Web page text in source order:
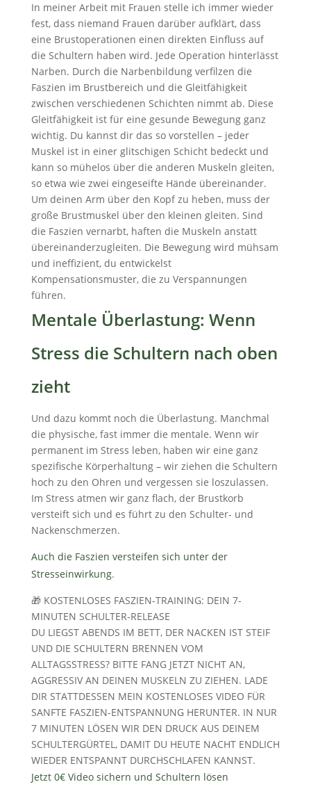
In meiner Arbeit mit Frauen stelle ich immer wieder
fest, dass niemand Frauen darüber aufklärt, dass
eine Brustoperationen einen direkten Einfluss auf
die Schultern haben wird. Jede Operation hinterlässt
Narben. Durch die Narbenbildung verfilzen die
Faszien im Brustbereich und die Gleitfähigkeit
zwischen verschiedenen Schichten nimmt ab. Diese
Gleitfähigkeit ist für eine gesunde Bewegung ganz
wichtig. Du kannst dir das so vorstellen – jeder
Muskel ist in einer glitschigen Schicht bedeckt und
kann so mühelos über die anderen Muskeln gleiten,
so etwa wie zwei eingeseifte Hände übereinander.
Um deinen Arm über den Kopf zu heben, muss der
große Brustmuskel über den kleinen gleiten. Sind
die Faszien vernarbt, haften die Muskeln anstatt
übereinanderzugleiten. Die Bewegung wird mühsam
und ineffizient, du entwickelst
Kompensationsmuster, die zu Verspannungen
führen.
Mentale Überlastung: Wenn
Stress die Schultern nach oben
zieht
Und dazu kommt noch die Überlastung. Manchmal
die physische, fast immer die mentale. Wenn wir
permanent im Stress leben, haben wir eine ganz
spezifische Körperhaltung – wir ziehen die Schultern
hoch zu den Ohren und vergessen sie loszulassen.
Im Stress atmen wir ganz flach, der Brustkorb
versteift sich und es führt zu den Schulter- und
Nackenschmerzen.
Auch die Faszien versteifen sich unter der
Stresseinwirkung.
🎁 KOSTENLOSES FASZIEN-TRAINING: DEIN 7-
MINUTEN SCHULTER-RELEASE
DU LIEGST ABENDS IM BETT, DER NACKEN IST STEIF
UND DIE SCHULTERN BRENNEN VOM
ALLTAGSSTRESS? BITTE FANG JETZT NICHT AN,
AGGRESSIV AN DEINEN MUSKELN ZU ZIEHEN. LADE
DIR STATTDESSEN MEIN KOSTENLOSES VIDEO FÜR
SANFTE FASZIEN-ENTSPANNUNG HERUNTER. IN NUR
7 MINUTEN LÖSEN WIR DEN DRUCK AUS DEINEM
SCHULTERGÜRTEL, DAMIT DU HEUTE NACHT ENDLICH
WIEDER ENTSPANNT DURCHSCHLAFEN KANNST.
Jetzt 0€ Video sichern und Schultern lösen